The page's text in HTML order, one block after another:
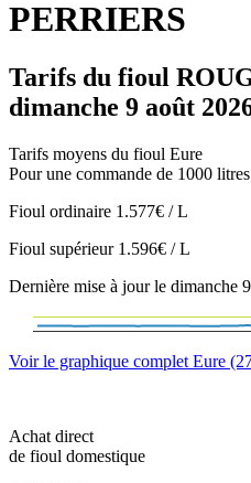
PERRIERS
Tarifs du fioul
dimanche 9 août
Tarifs moyens du fioul Eure
Pour une commande de 1000
Fioul ordinaire 1.577€ / L
Fioul supérieur 1.596€ / L
Dernière mise à jour le dimanche
Voir le graphique complet Eure
Achat direct
de fioul domestique